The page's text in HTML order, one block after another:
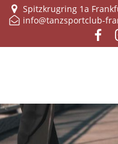
Spitzkrugring 1a
info@tanzsportclub-